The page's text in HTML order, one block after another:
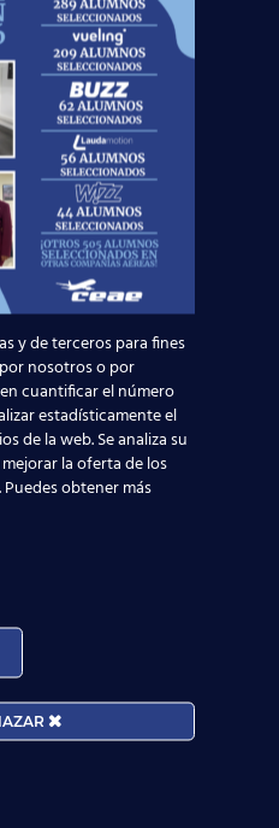
nuestros alumnos
procesos de selección a
las
llevará a cabo en
o el proceso de
mencionar los que se
mes de febrero, ¡que
obtenido el
nosotros y te
como auxiliar de
esta
de 25 centros
España,
para que
más de 5000
un
este
y de terceros para fines
nosotros o por
cuantificar el número
estadísticamente el
de la web. Se analiza su
la oferta de los
obtener más